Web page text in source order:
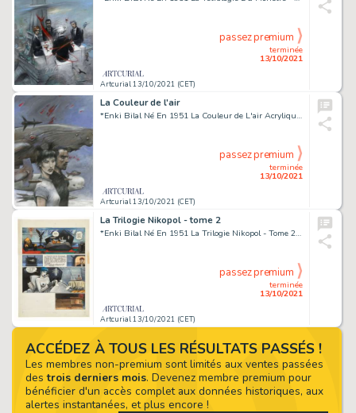
Artcurial 13/10/2021 (CET)
terminée
13/10/2021
passez premium
La Couleur de l'air
*Enki Bilal Né En 1951 La Couleur de L'air Acrylique, Pastel Et Crayon Pour La Couverture de Cet Album Publié En 2014 Aux Édi...
Artcurial 13/10/2021 (CET)
terminée
13/10/2021
passez premium
La Trilogie Nikopol - tome 2
*Enki Bilal Né En 1951 La Trilogie Nikopol - Tome 2 La Femme Piège Encre de Chine Et Acrylique Sur Papier Pour La Planche 2...
Artcurial 13/10/2021 (CET)
terminée
13/10/2021
passez premium
ACCÉDEZ À TOUS LES RÉSULTATS PASSÉS !
Les membres non-premium sont limités aux ventes passées
destrois derniers mois. Devenez membre premium pour
bénéficier d'un accès complet aux données historiques, aux
alertes instantanées, et plus encore !